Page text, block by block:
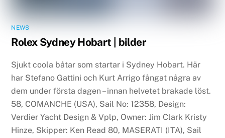
NEWS
Rolex Sydney Hobart | bilder
Sjukt coola båtar som startar i Sydney Hobart. Här
har Stefano Gattini och Kurt Arrigo fångat några av
dem under första dagen – innan helvetet brakade löst.
58, COMANCHE (USA), Sail No: 12358, Design:
Verdier Yacht Design & Vplp, Owner: Jim Clark Kristy
Hinze, Skipper: Ken Read 80, MASERATI (ITA), Sail